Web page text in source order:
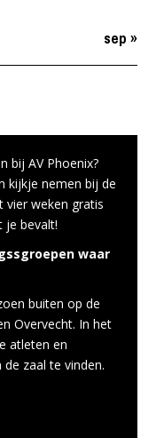
sep »
bij AV Phoenix?
kijkje nemen bij de
vier weken gratis
je bevalt!
waar
buiten op de
Overvecht. In het
atleten en
zaal te vinden.